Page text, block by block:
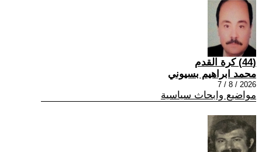
(44) كرة القدم
محمد ابراهيم بسيوني
2026 / 8 / 7
مواضيع وابحاث سياسية